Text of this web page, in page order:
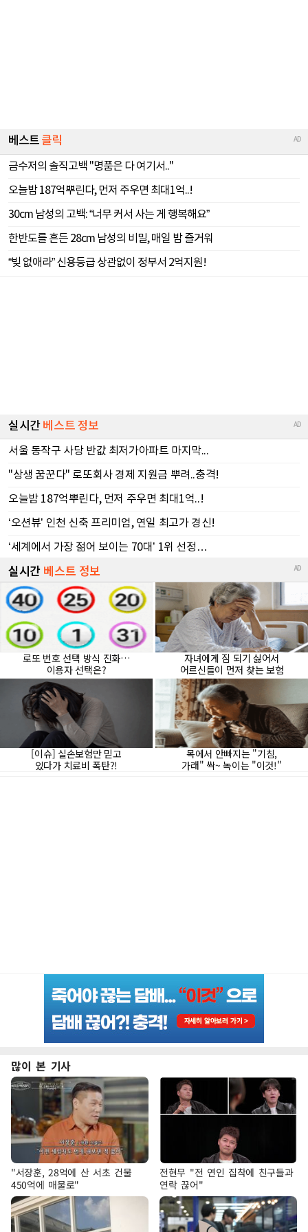
많이 본 기사
"서장훈, 28억에 산 서초 건물
450억에 매물로"
전현무 "전 연인 집착에 친구들과
연락 끊어"